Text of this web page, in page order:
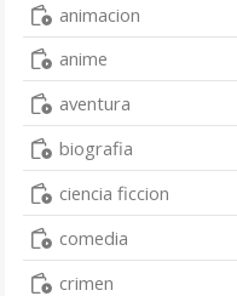
animacion
anime
aventura
biografia
ciencia ficcion
comedia
crimen